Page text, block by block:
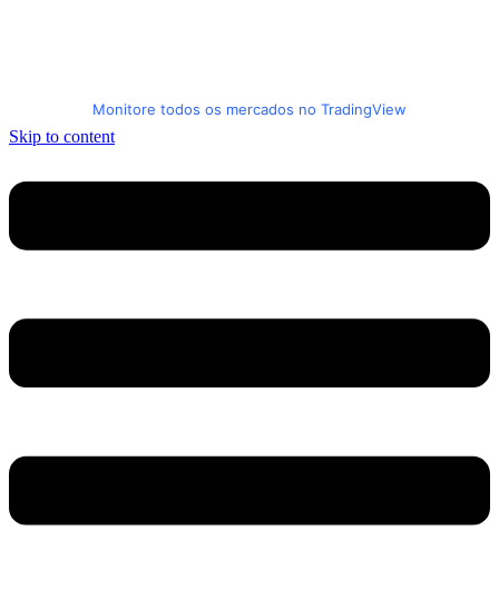
Monitore todos os mercados no TradingView
Skip to content